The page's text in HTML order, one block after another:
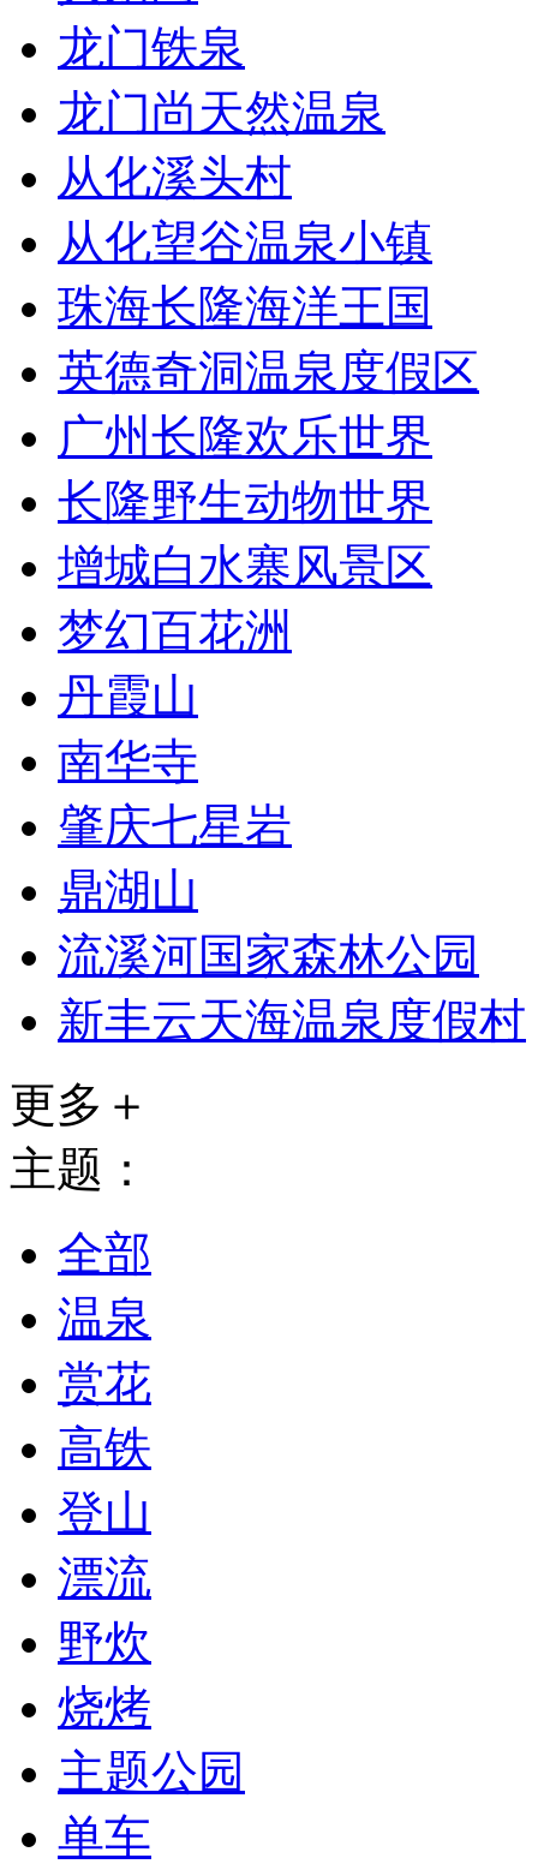
龙门铁泉
龙门尚天然温泉
从化溪头村
从化望谷温泉小镇
珠海长隆海洋王国
英德奇洞温泉度假区
广州长隆欢乐世界
长隆野生动物世界
增城白水寨风景区
梦幻百花洲
丹霞山
南华寺
肇庆七星岩
鼎湖山
流溪河国家森林公园
新丰云天海温泉度假村
更多＋
主题：
全部
温泉
赏花
高铁
登山
漂流
野炊
烧烤
主题公园
单车